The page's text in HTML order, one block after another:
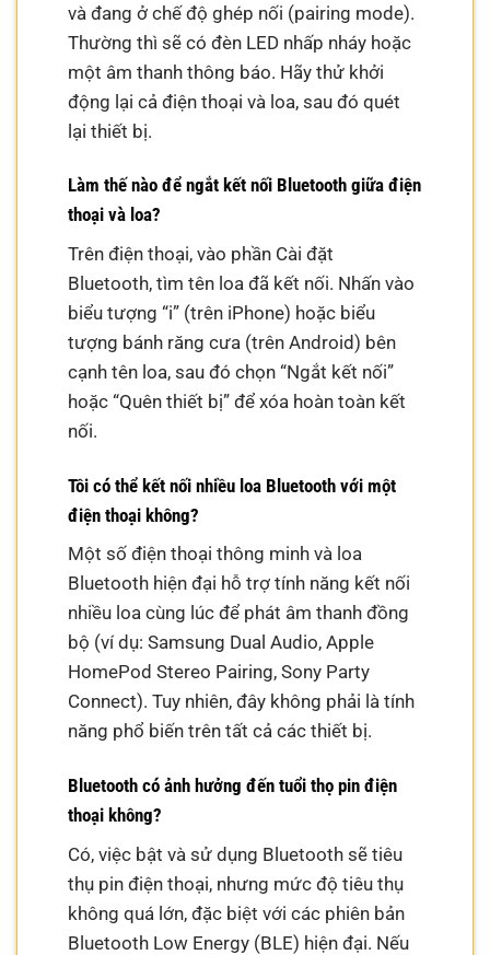
và đang ở chế độ ghép nối (pairing mode).
Thường thì sẽ có đèn LED nhấp nháy hoặc
một âm thanh thông báo. Hãy thử khởi
động lại cả điện thoại và loa, sau đó quét
lại thiết bị.
Làm thế nào để ngắt kết nối Bluetooth giữa điện
thoại và loa?
Trên điện thoại, vào phần Cài đặt
Bluetooth, tìm tên loa đã kết nối. Nhấn vào
biểu tượng “i” (trên iPhone) hoặc biểu
tượng bánh răng cưa (trên Android) bên
cạnh tên loa, sau đó chọn “Ngắt kết nối”
hoặc “Quên thiết bị” để xóa hoàn toàn kết
nối.
Tôi có thể kết nối nhiều loa Bluetooth với một
điện thoại không?
Một số điện thoại thông minh và loa
Bluetooth hiện đại hỗ trợ tính năng kết nối
nhiều loa cùng lúc để phát âm thanh đồng
bộ (ví dụ: Samsung Dual Audio, Apple
HomePod Stereo Pairing, Sony Party
Connect). Tuy nhiên, đây không phải là tính
năng phổ biến trên tất cả các thiết bị.
Bluetooth có ảnh hưởng đến tuổi thọ pin điện
thoại không?
Có, việc bật và sử dụng Bluetooth sẽ tiêu
thụ pin điện thoại, nhưng mức độ tiêu thụ
không quá lớn, đặc biệt với các phiên bản
Bluetooth Low Energy (BLE) hiện đại. Nếu